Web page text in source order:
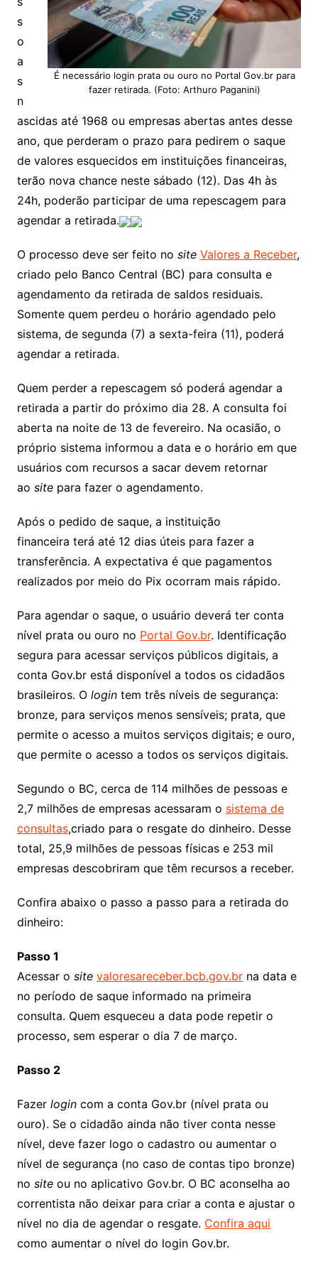
É necessário login prata ou ouro no Portal Gov.br para
fazer retirada. (Foto: Arthuro Paganini)
s
o
a
s
n
ascidas até 1968 ou empresas abertas antes desse
ano, que perderam o prazo para pedirem o saque
de valores esquecidos em instituições financeiras,
terão nova chance neste sábado (12). Das 4h às
24h, poderão participar de uma repescagem para
agendar a retirada.
O processo deve ser feito no site Valores a Receber,
criado pelo Banco Central (BC) para consulta e
agendamento da retirada de saldos residuais.
Somente quem perdeu o horário agendado pelo
sistema, de segunda (7) a sexta-feira (11), poderá
agendar a retirada.
Quem perder a repescagem só poderá agendar a
retirada a partir do próximo dia 28. A consulta foi
aberta na noite de 13 de fevereiro. Na ocasião, o
próprio sistema informou a data e o horário em que
usuários com recursos a sacar devem retornar
ao site para fazer o agendamento.
Após o pedido de saque, a instituição
financeira terá até 12 dias úteis para fazer a
transferência. A expectativa é que pagamentos
realizados por meio do Pix ocorram mais rápido.
Para agendar o saque, o usuário deverá ter conta
nível prata ou ouro no Portal Gov.br. Identificação
segura para acessar serviços públicos digitais, a
conta Gov.br está disponível a todos os cidadãos
brasileiros. O logintem três níveis de segurança:
bronze, para serviços menos sensíveis; prata, que
permite o acesso a muitos serviços digitais; e ouro,
que permite o acesso a todos os serviços digitais.
Segundo o BC, cerca de 114 milhões de pessoas e
2,7 milhões de empresas acessaram o sistema de
consultas,criado para o resgate do dinheiro. Desse
total, 25,9 milhões de pessoas físicas e 253 mil
empresas descobriram que têm recursos a receber.
Confira abaixo o passo a passo para a retirada do
dinheiro:
Passo 1
Acessar o site valoresareceber.bcb.gov.brna data e
no período de saque informado na primeira
consulta. Quem esqueceu a data pode repetir o
processo, sem esperar o dia 7 de março.
Passo 2
Fazer logincom a conta Gov.br (nível prata ou
ouro). Se o cidadão ainda não tiver conta nesse
nível, deve fazer logo o cadastro ou aumentar o
nível de segurança (no caso de contas tipo bronze)
no siteou no aplicativo Gov.br. O BC aconselha ao
correntista não deixar para criar a conta e ajustar o
nível no dia de agendar o resgate. Confira aqui
como aumentar o nível do login Gov.br.